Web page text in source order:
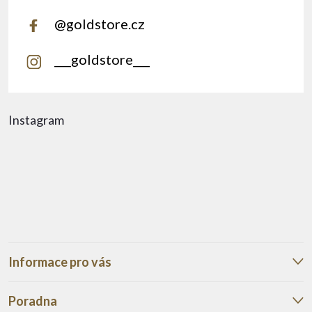
Instagram
Informace pro vás
Poradna
@goldstore.cz
___goldstore___